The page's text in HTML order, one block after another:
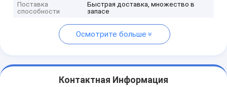
Поставка
способности
Быстрая доставка, множество в
запасе
Осмотрите больше
Контактная Информация